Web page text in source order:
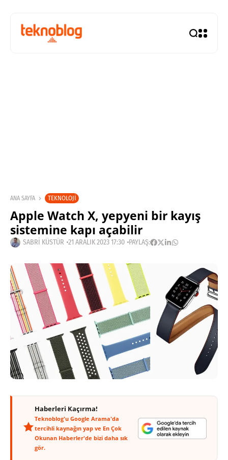
ANA SAYFA TEKNOLOJI
Apple Watch X, yepyeni bir kayış
sistemine kapı açabilir
SABRI KÜSTÜR 21 ARALIK 2023 17:30 PAYLAŞ:
Haberleri Kaçırma!
Teknoblog'u Google Arama'da
tercihli kaynağın yap ve En Çok
Okunan Haberler'de bizi daha sık
gör.